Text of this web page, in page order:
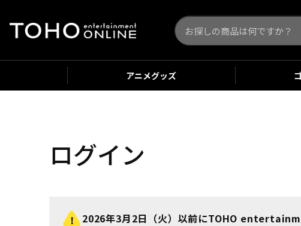
アニメグッズ
ログイン
2026年3月2日（火）以前にTOHO